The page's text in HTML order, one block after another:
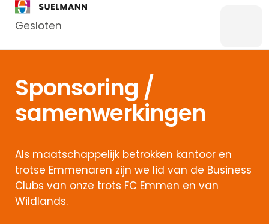
Gesloten
Sponsoring /
samenwerkingen
Als maatschappelijk betrokken kantoor en
trotse Emmenaren zijn we lid van de Business
Clubs van onze trots FC Emmen en van
Wildlands.
Kredieten
Particulier
Kredieten